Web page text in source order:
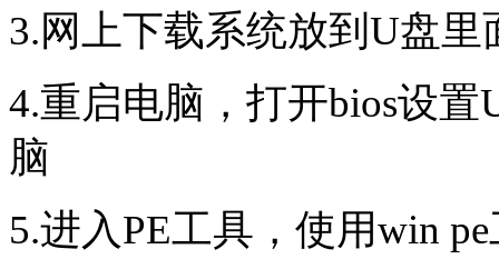
3.网上下载系统放到U盘里
4.重启电脑，打开bios设
脑
5.进入PE工具，使用win